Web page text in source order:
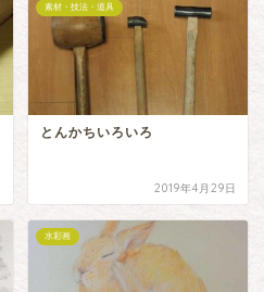
素材・技法・道具
とんかちいろいろ
2019年4月29日
水彩画